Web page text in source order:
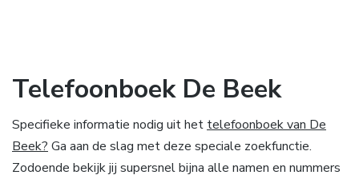
Telefoonboek De Beek
Specifieke informatie nodig uit het telefoonboek van De
Beek? Ga aan de slag met deze speciale zoekfunctie.
Zodoende bekijk jij supersnel bijna alle namen en nummers